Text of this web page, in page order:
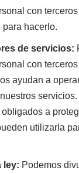
con
hacerlo.
de servicios:
con
ayudan a
a
utilizarla
ley: Podemos